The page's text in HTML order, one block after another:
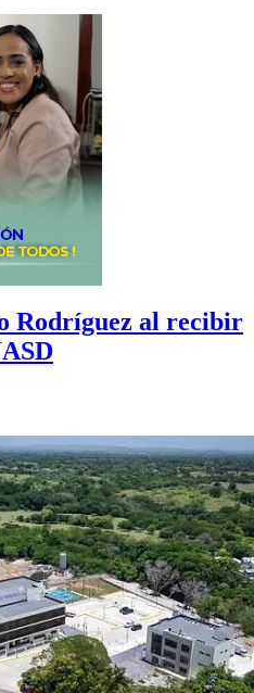
Rodríguez al recibir